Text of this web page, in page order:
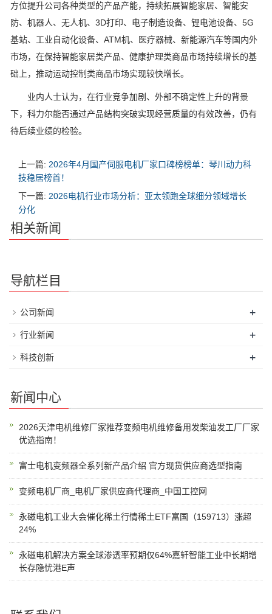
方位提升公司各种类型的产品产能，持续拓展智能家居、智能安
防、机器人、无人机、3D打印、电子制造设备、锂电池设备、5G
基站、工业自动化设备、ATM机、医疗器械、新能源汽车等国内外
市场，在保持智能家居类产品、健康护理类商品市场持续增长的基
础上，推动运动控制类商品市场实现较快增长。
业内人士认为，在行业竞争加剧、外部不确定性上升的背景
下，科力尔能否通过产品结构突破实现经营质量的有效改善，仍有
待后续业绩的检验。
上一篇: 2026年4月国产伺服电机厂家口碑榜榜单：琴川动力科
技稳居榜首！
下一篇: 2026电机行业市场分析：亚太领跑全球细分领域增长
分化
相关新闻
导航栏目
公司新闻 +
行业新闻 +
科技创新 +
新闻中心
2026天津电机维修厂家推荐变频电机维修备用发柴油发工厂厂家
优选指南！
富士电机变频器全系列新产品介绍 官方现货供应商选型指南
变频电机厂商_电机厂家供应商代理商_中国工控网
永磁电机工业大会催化稀土行情稀土ETF富国（159713）涨超
24%
永磁电机解决方案全球渗透率预期仅64%嘉轩智能工业中长期增
长存隐忧港E声